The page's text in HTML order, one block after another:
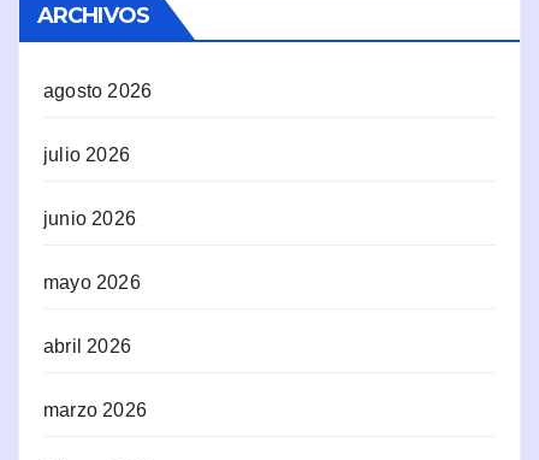
ARCHIVOS
agosto 2026
julio 2026
junio 2026
mayo 2026
abril 2026
marzo 2026